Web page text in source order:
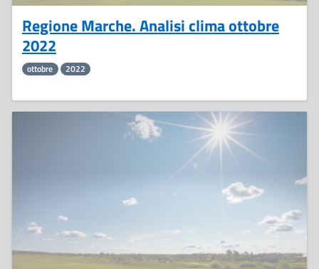
Regione Marche. Analisi clima ottobre
2022
ottobre 2022